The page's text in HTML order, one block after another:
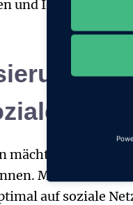
und Ihre
mächtiges
Mit unserer
aufsoziale